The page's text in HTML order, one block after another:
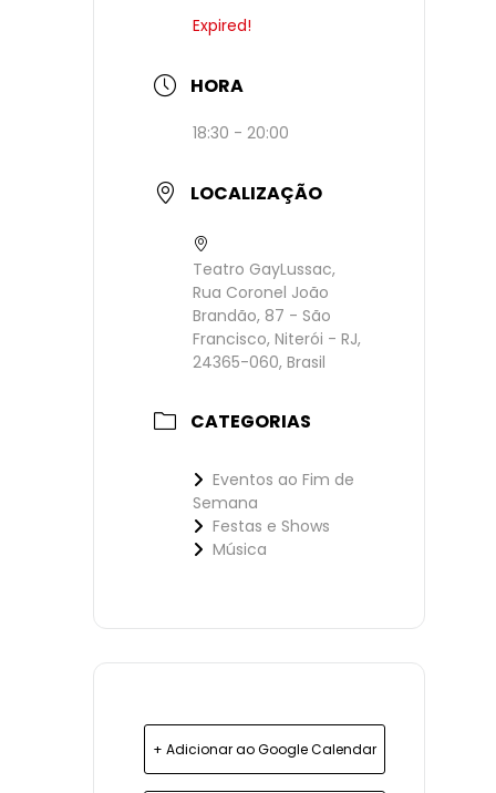
Expired!
HORA
18:30 - 20:00
LOCALIZAÇÃO
Teatro GayLussac,
Rua Coronel João
Brandão, 87 - São
Francisco, Niterói - RJ,
24365-060, Brasil
CATEGORIAS
Eventos ao Fim de
Semana
Festas e Shows
Música
+ Adicionar ao Google Calendar